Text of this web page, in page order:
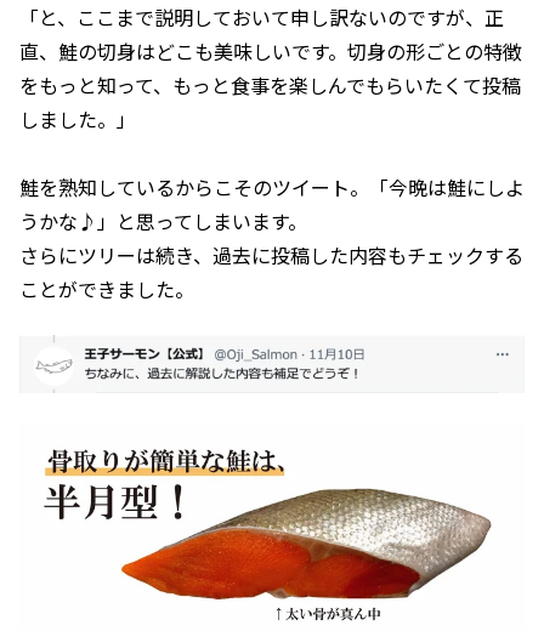
「と、ここまで説明しておいて申し訳ないのですが、正
直、鮭の切身はどこも美味しいです。切身の形ごとの特徴
をもっと知って、もっと食事を楽しんでもらいたくて投稿
しました。」
鮭を熟知しているからこそのツイート。「今晩は鮭にしよ
うかな♪」と思ってしまいます。
さらにツリーは続き、過去に投稿した内容もチェックする
ことができました。